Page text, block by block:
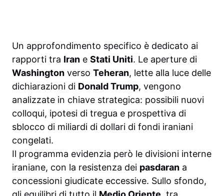
Un approfondimento specifico è dedicato ai
rapporti tra Iran e Stati Uniti. Le aperture di
Washington verso Teheran, lette alla luce delle
dichiarazioni di Donald Trump, vengono
analizzate in chiave strategica: possibili nuovi
colloqui, ipotesi di tregua e prospettiva di
sblocco di miliardi di dollari di fondi iraniani
congelati.
Il programma evidenzia però le divisioni interne
iraniane, con la resistenza dei pasdaran a
concessioni giudicate eccessive. Sullo sfondo,